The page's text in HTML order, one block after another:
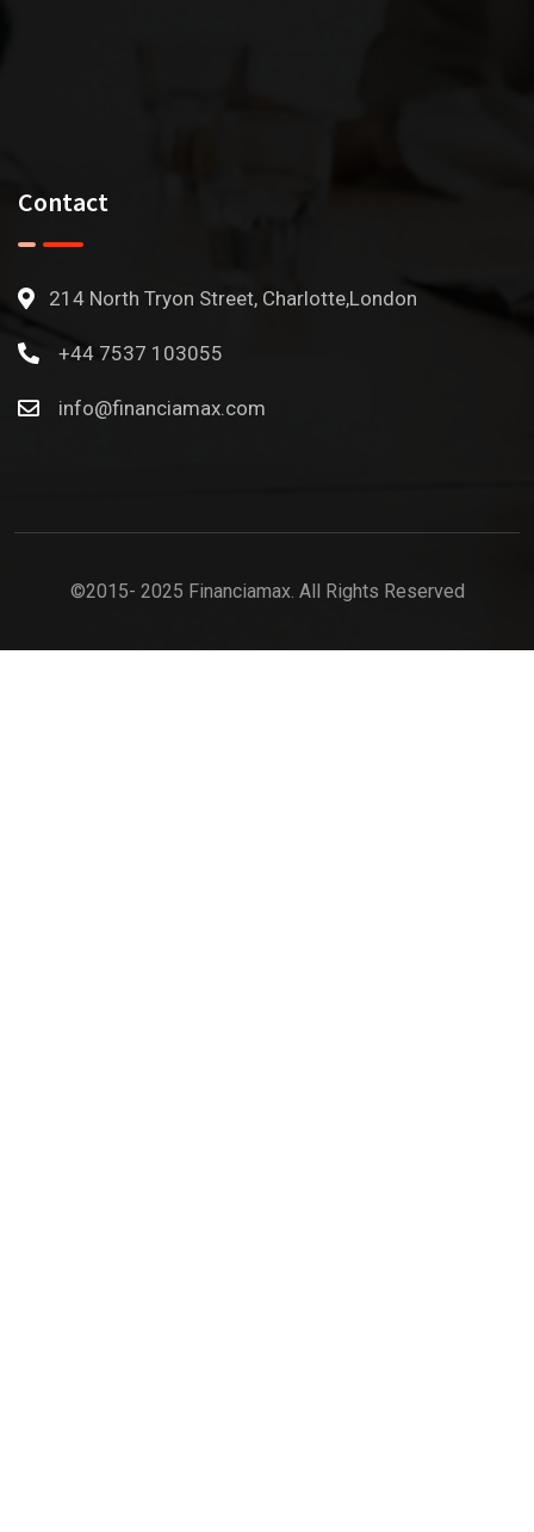
Contact
214 North Tryon Street, Charlotte,London
+44 7537 103055
info@financiamax.com
©2015- 2025 Financiamax. All Rights Reserved